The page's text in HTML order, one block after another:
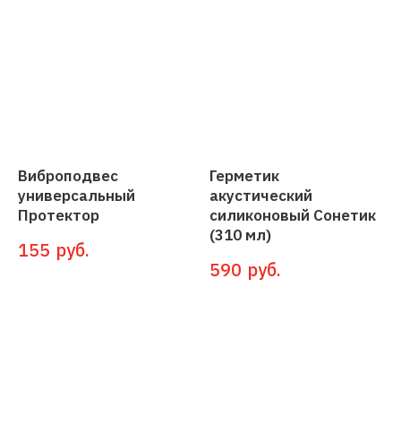
Виброподвес
универсальный
Протектор
155 руб.
Герметик
акустический
силиконовый Сонетик
(310 мл)
590 руб.